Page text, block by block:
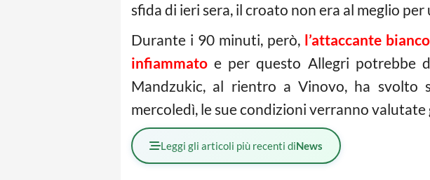
sfida di ieri sera, il croato non era al meglio
Durante i 90 minuti, però,l’attaccante
infiammato e per questo Allegri potrebbe
Mandzukic, al rientro a Vinovo, ha svolto
mercoledì, le sue condizioni verranno
Leggi gli articoli più recenti diNews